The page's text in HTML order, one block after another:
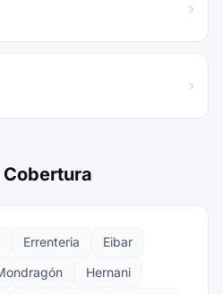
Errenteria
Eibar
Hernani